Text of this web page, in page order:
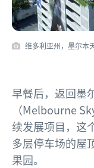
维多利亚州，墨尔本
早餐后，返回墨
（Melbourne
续发展项目，这
多层停车场的屋
果园。